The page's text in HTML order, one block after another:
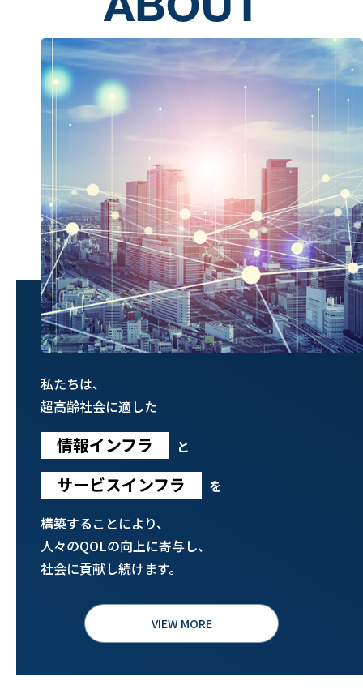
私たちは、
超高齢社会に適した
情報インフラ と
サービスインフラ
を
構築することにより、
人々のQOLの向上に寄与し、
社会に貢献し続けます。
VIEW MORE